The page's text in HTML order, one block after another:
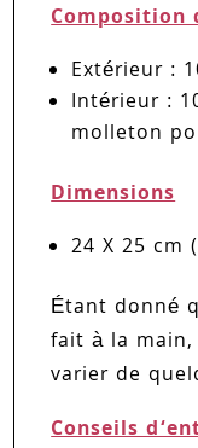
Composition
Extérieur :
Intérieur :
molleton
Dimensions
24 X 25 cm
Étant donné
fait à la
varier de
Conseils